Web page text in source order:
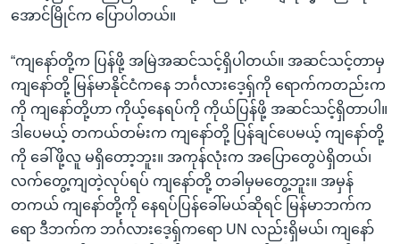
အောင်မြိုင်က ပြောပါတယ်။
“ကျနော်တို့က ပြန်ဖို့ အမြဲအဆင်သင့်ရှိပါတယ်။ အဆင်သင့်တာမှ
ကျနော်တို့ မြန်မာနိုင်ငံကနေ ဘင်္ဂလားဒေ့ရှ်ကို ရောက်ကတည်းက
ကို ကျနော်တို့ဟာ ကိုယ့်နေရပ်ကို ကိုယ်ပြန်ဖို့ အဆင်သင့်ရှိတာပါ။
ဒါပေမယ့် တကယ်တမ်းက ကျနော်တို့ ပြန်ချင်ပေမယ့် ကျနော်တို့
ကို ခေါ်ဖို့လူ မရှိတော့ဘူး။ အကုန်လုံးက အပြောတွေပဲရှိတယ်၊
လက်တွေ့ကျတဲ့လုပ်ရပ် ကျနော်တို့ တခါမှမတွေ့ဘူး။ အမှန်
တကယ် ကျနော်တို့ကို နေရပ်ပြန်ခေါ်မယ်ဆိုရင် မြန်မာဘက်က
ရော ဒီဘက်က ဘင်္ဂလားဒေ့ရှ်ကရော UN လည်းရှိမယ်၊ ကျနော်